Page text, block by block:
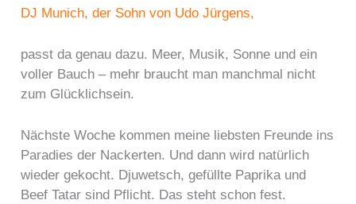
DJ Munich, der Sohn von Udo Jürgens,
passt da genau dazu. Meer, Musik, Sonne und ein
voller Bauch – mehr braucht man manchmal nicht
zum Glücklichsein.
Nächste Woche kommen meine liebsten Freunde ins
Paradies der Nackerten. Und dann wird natürlich
wieder gekocht. Djuwetsch, gefüllte Paprika und
Beef Tatar sind Pflicht. Das steht schon fest.